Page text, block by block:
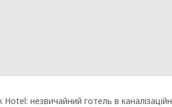
Hotel: незвичайний готель в